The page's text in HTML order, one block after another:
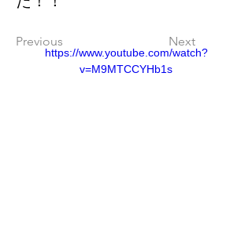
Previous Next
https://www.youtube.com/watch?
v=M9MTCCYHb1s